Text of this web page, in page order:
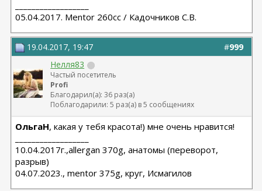
05.04.2017. Mentor 260cc / Кадочников С.В.
#999
19.04.2017, 19:47
Нелля83
Частый посетитель
Profi
Благодарил(а): 36 раз(а)
Поблагодарили: 5 раз(а) в 5 сообщениях
ОльгаН, какая у тебя красота!) мне очень нравится!
10.04.2017г.,allergan 370g, анатомы (переворот,
разрыв)
04.07.2023., mentor 375g, круг, Исмагилов